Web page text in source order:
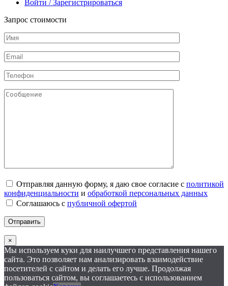
Войти / Зарегистрироваться
Запрос стоимости
Отправляя данную форму, я даю свое согласие с политикой
конфиденциальности и обработкой персональных данных
Соглашаюсь с публичной офертой
×
Мы используем куки для наилучшего представления нашего
сайта. Это позволяет нам анализировать взаимодействие
посетителей с сайтом и делать его лучше. Продолжая
пользоваться сайтом, вы соглашаетесь с использованием